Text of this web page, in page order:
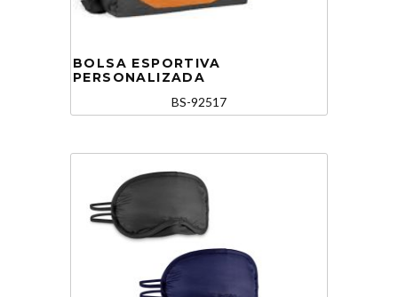
BOLSA ESPORTIVA
PERSONALIZADA
BS-92517